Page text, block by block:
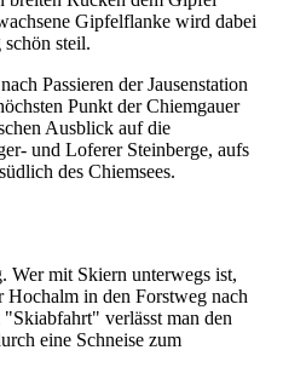
Gipfelflanke wird dabei
steil.
Passieren der Jausenstation
Punkt der Chiemgauer
Ausblick auf die
und Loferer Steinberge, aufs
des Chiemsees.
Wer mit Skiern unterwegs ist,
Hochalm in den Forstweg nach
verlässt man den
eine Schneise zum